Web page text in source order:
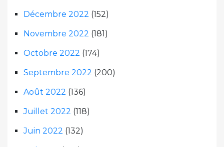
Décembre 2022 (152)
Novembre 2022 (181)
Octobre 2022 (174)
Septembre 2022 (200)
Août 2022 (136)
Juillet 2022 (118)
Juin 2022 (132)